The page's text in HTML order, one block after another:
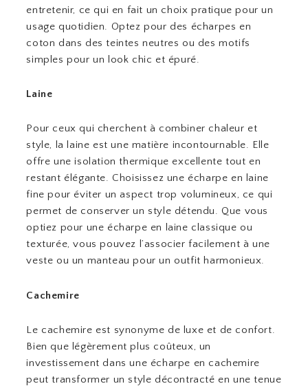
entretenir, ce qui en fait un choix pratique pour un
usage quotidien. Optez pour des écharpes en
coton dans des teintes neutres ou des motifs
simples pour un look chic et épuré.
Laine
Pour ceux qui cherchent à combiner chaleur et
style, la laine est une matière incontournable. Elle
offre une isolation thermique excellente tout en
restant élégante. Choisissez une écharpe en laine
fine pour éviter un aspect trop volumineux, ce qui
permet de conserver un style détendu. Que vous
optiez pour une écharpe en laine classique ou
texturée, vous pouvez l’associer facilement à une
veste ou un manteau pour un outfit harmonieux.
Cachemire
Le cachemire est synonyme de luxe et de confort.
Bien que légèrement plus coûteux, un
investissement dans une écharpe en cachemire
peut transformer un style décontracté en une tenue